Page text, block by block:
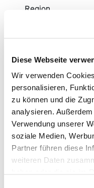
Diese Webseite
Wir verwenden
personalisieren,
zu können und die
analysieren.
Verwendung unserer
soziale Medien,
Partner führen diese
weiteren Daten
Region.
Susanne's
Diese Reisen gehören
Favoriten aus dem
Unlimited.